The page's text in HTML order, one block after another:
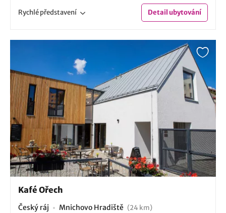
Rychlépředstavení Detailubytování
Kafé Ořech
Český ráj Mnichovo Hradiště (24 km)